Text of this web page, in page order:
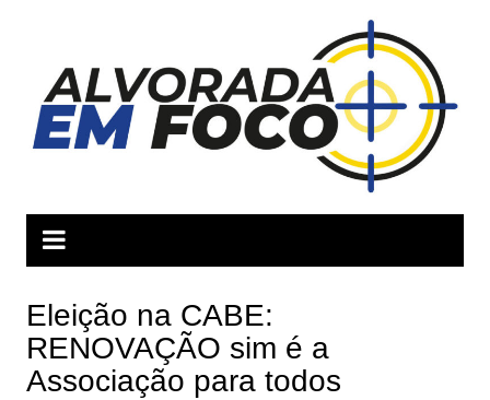
conteúdo
Eleição na CABE:
RENOVAÇÃO sim é a
Associação para todos